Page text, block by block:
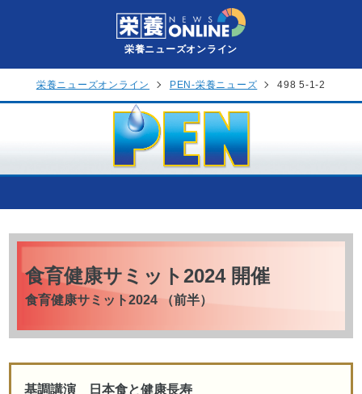
栄養ニューズオンライン
栄養ニューズオンライン PEN-栄養ニューズ 498 5-1-2
食育健康サミット2024 開催
食育健康サミット2024 （前半）
基調講演 日本食と健康長寿